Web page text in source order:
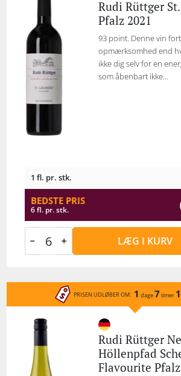
Rudi Rüttger
Pfalz 2021
93 point. Denne vin
opmærksomhed end
ikke dig selv for en
som åbenbart ikke...
1 fl. pr. stk.
BEDSTE PRIS
6 fl. pr. stk.
LÆG I KURV
PRISEN UDLØBER OM: 1 dage7 timer
Rudi Rüttger
Höllenpfad
Flavourite